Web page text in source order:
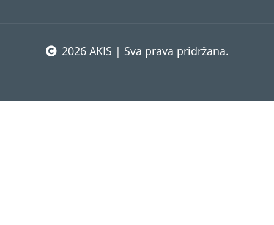
2026 AKIS | Sva prava pridržana.